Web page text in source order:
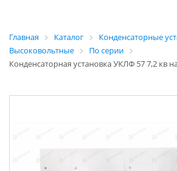
Главная Каталог
Конденсаторные
Высоковольтные
По серии
Конденсаторная установка УКЛФ 57 7,2 кв